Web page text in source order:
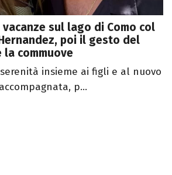
vacanze sul lago di Como col
poi il gesto del
commuove
insieme ai figli e al nuovo
p...